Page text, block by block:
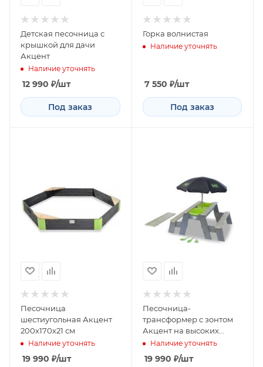
Детская песочница с
крышкой для дачи
Акцент
Наличие уточнять
12 990 ₽/шт
Под заказ
Горка волнистая
Наличие уточнять
7 550 ₽/шт
Под заказ
Песочница
шестиугольная Акцент
200х170х21 см
Наличие уточнять
19 990 ₽/шт
Пecoчницa-
трaнcфoрмeр c зoнтом
Акцeнт нa высоких
ножкaх
Наличие уточнять
19 990 ₽/шт